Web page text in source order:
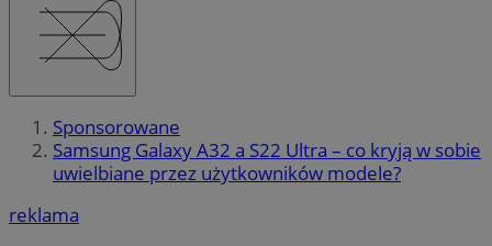
Sponsorowane
Samsung Galaxy A32 a S22 Ultra – co kryją w sobie
uwielbiane przez użytkowników modele?
reklama